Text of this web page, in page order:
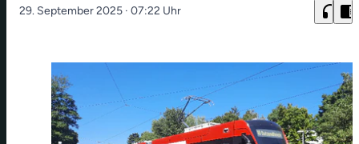
29. September 2025 · 07:22 Uhr headphones chrome_reader_mode